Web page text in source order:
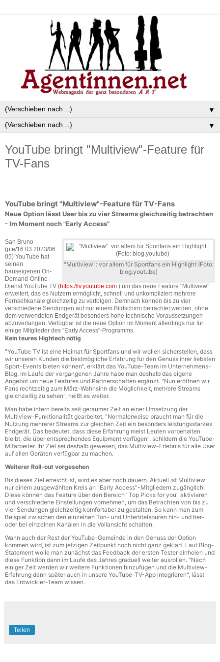
▼
▼
YouTube bringt "Multiview"-Feature für
TV-Fans
YouTube bringt "Multiview"-Feature für TV-Fans
Neue Option lässt User bis zu vier Streams gleichzeitig betrachten
- Im Moment noch "Early Access"
"Multiview": vor allem für Sportfans ein Highlight (Foto:
blog.youtube)
San Bruno
(pte/16.03.2023/06:
05) YouTube hat
seinen
hauseigenen On-
Demand-Online-
Dienst YouTube TV (https://tv.youtube.com ) um das neue Feature "Multiview"
erweitert, das es Nutzern ermöglicht, schnell und unkompliziert mehrere
Fernsehkanäle gleichzeitig zu verfolgen. Demnach können bis zu vier
verschiedene Sendungen auf nur einem Bildschirm betrachtet werden, ohne
dem verwendeten Endgerät besonders hohe technische Voraussetzungen
abzuverlangen. Verfügbar ist die neue Option im Moment allerdings nur für
einige Mitglieder des "Early Access"-Programms.
Kein teures Hightech nötig
"YouTube TV ist eine Heimat für Sportfans und wir wollen sicherstellen, dass
wir unseren Kunden die bestmögliche Erfahrung für den Genuss ihrer liebsten
Sport-Events bieten können", erklärt das YouTube-Team im Unternehmens-
Blog. Im Laufe der vergangenen Jahre habe man deshalb das eigene
Angebot um neue Features und Partnerschaften ergänzt. "Nun eröffnen wir
Fans rechtzeitig zum März-Wahnsinn die Möglichkeit, mehrere Streams
gleichzeitig zu sehen", heißt es weiter.
Man habe intern bereits seit geraumer Zeit an einer Umsetzung der
Multiview-Funktionalität gearbeitet. "Normalerweise braucht man für die
Nutzung mehrerer Streams zur gleichen Zeit ein besonders leistungsstarkes
Endgerät. Das bedeutet, dass diese Erfahrung meist Leuten vorbehalten
bleibt, die über entsprechendes Equipment verfügen", schildern die YouTube-
Mitarbeiter. Ihr Ziel sei deshalb gewesen, das Multiview-Erlebnis für alle User
auf allen Geräten verfügbar zu machen.
Weiterer Roll-out vorgesehen
Bis dieses Ziel erreicht ist, wird es aber noch dauern. Aktuell ist Multiview
nur einem ausgewählten Kreis an "Early Access"-Mitgliedern zugänglich.
Diese können das Feature über den Bereich "Top Picks for you" aktivieren
und verschiedene Einstellungen vornehmen, um das Betrachten von bis zu
vier Sendungen gleichzeitig komfortabel zu gestalten. So kann man zum
Beispiel zwischen den einzelnen Ton- und Untertitelspuren hin- und her-
oder bei einzelnen Kanälen in die Vollansicht schalten.
Wann auch der Rest der YouTube-Gemeinde in den Genuss der Option
kommen wird, ist zum jetzigen Zeitpunkt noch nicht ganz geklärt. Laut Blog-
Statement wolle man zunächst das Feedback der ersten Tester einholen und
diese Funktion dann im Laufe des Jahres graduell weiter ausrollen. "Nach
einiger Zeit werden wir weitere Funktionen hinzufügen und die Multiview-
Erfahrung dann später auch in unsere YouTube-TV-App integrieren", lässt
das Entwickler-Team wissen.
Teilen